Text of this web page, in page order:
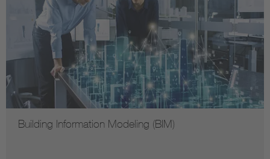
Building Information Modeling (BIM)